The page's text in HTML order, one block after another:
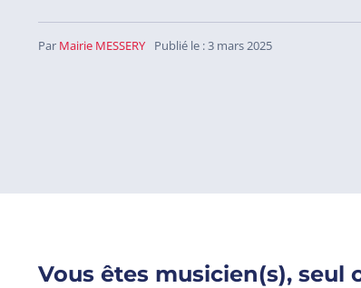
Par Mairie MESSERY Publié le : 3 mars 2025
Vous êtes musicien(s),